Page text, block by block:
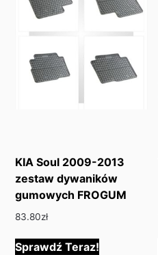
KIA Soul 2009-2013
zestaw dywaników
gumowych FROGUM
83.80zł
Sprawdź Teraz!